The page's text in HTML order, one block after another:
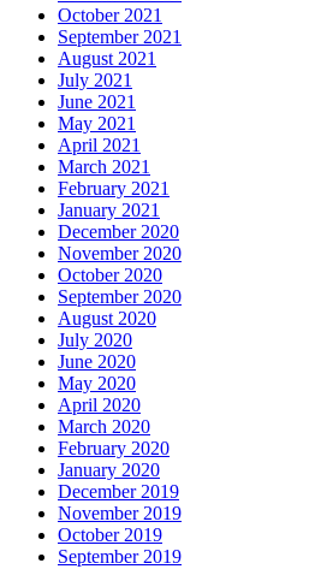
October 2021
September 2021
August 2021
July 2021
June 2021
May 2021
April 2021
March 2021
February 2021
January 2021
December 2020
November 2020
October 2020
September 2020
August 2020
July 2020
June 2020
May 2020
April 2020
March 2020
February 2020
January 2020
December 2019
November 2019
October 2019
September 2019